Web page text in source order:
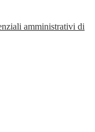
amministrativi di